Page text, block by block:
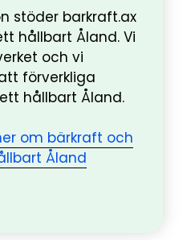
stöder barkraft.ax
hållbart Åland. Vi
och vi
förverkliga
hållbart Åland.
om bärkraft och
Åland